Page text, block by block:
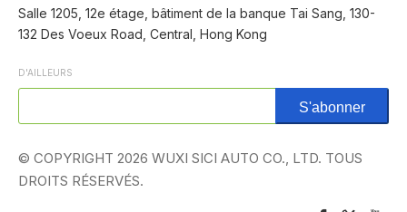
Salle 1205, 12e étage, bâtiment de la banque Tai Sang, 130-
132 Des Voeux Road, Central, Hong Kong
D'AILLEURS
S'abonner
© COPYRIGHT 2026 WUXI SICI AUTO CO., LTD. TOUS
DROITS RÉSERVÉS.